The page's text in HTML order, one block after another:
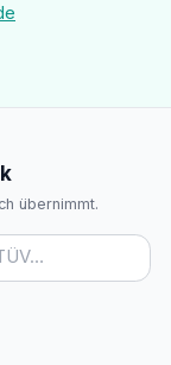
übernimmt.